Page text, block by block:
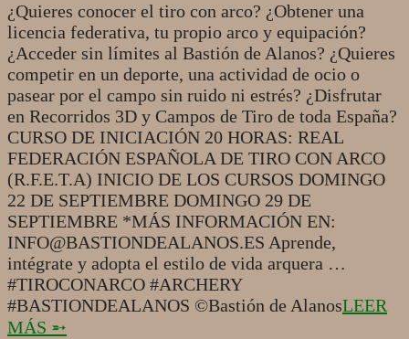
¿Quieres conocer el tiro con arco? ¿Obtener una
licencia federativa, tu propio arco y equipación?
¿Acceder sin límites al Bastión de Alanos? ¿Quieres
competir en un deporte, una actividad de ocio o
pasear por el campo sin ruido ni estrés? ¿Disfrutar
en Recorridos 3D y Campos de Tiro de toda España?
CURSO DE INICIACIÓN 20 HORAS: REAL
FEDERACIÓN ESPAÑOLA DE TIRO CON ARCO
(R.F.E.T.A) INICIO DE LOS CURSOS DOMINGO
22 DE SEPTIEMBRE DOMINGO 29 DE
SEPTIEMBRE *MÁS INFORMACIÓN EN:
INFO@BASTIONDEALANOS.ES Aprende,
intégrate y adopta el estilo de vida arquera …
#TIROCONARCO #ARCHERY
#BASTIONDEALANOS ©Bastión de AlanosLEER
MÁS ➵